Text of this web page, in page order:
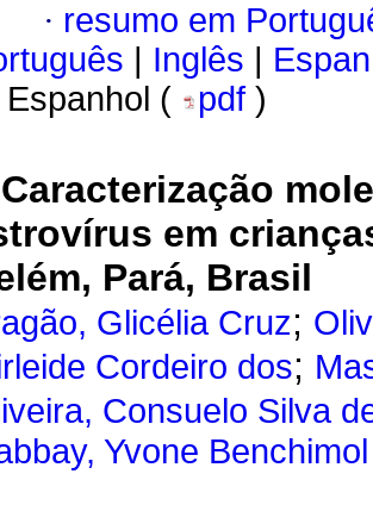
· resumo em
Inglês
(
pdf )
Caracterização
em
Pará, Brasil
Glicélia Cruz;
Cordeiro dos;
Consuelo Silva
Yvone Benchimol